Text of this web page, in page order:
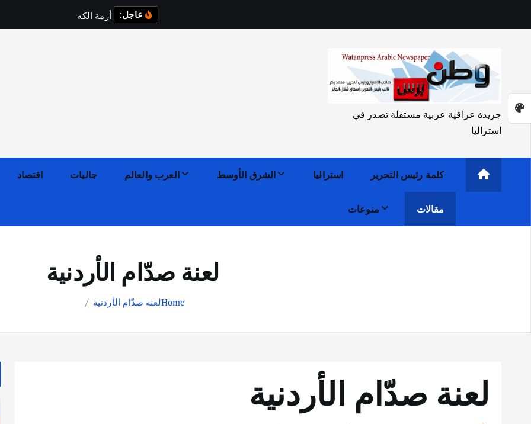
عاجل: أزمة ا كه رباء في
جريدة عراقية عربية مستقلة تصدر في
استراليا
كلمة رئيس التحرير استراليا الشرق الأوسط العرب والعالم جاليات اقتصاد
مقالات منوعات
لعنة صدّام الأردنية
Homeلعنة صدّام الأردنية
لعنة صدّام الأردنية